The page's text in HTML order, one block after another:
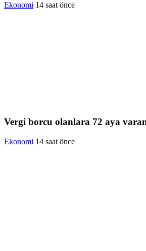
Ekonomi 14 saat önce
Vergi borcu olanlara 72 aya
Ekonomi 14 saat önce